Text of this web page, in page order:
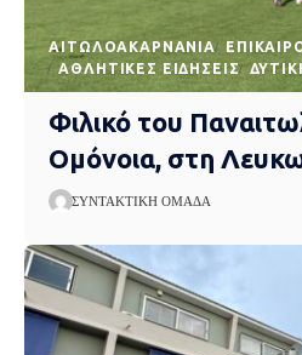
AΙΤΩΛΟΑΚΑΡΝΑΝΊΑ
ΑΘΛΗΤΙΚΈΣ ΕΙΔΉΣΕΙΣ
Φιλικό του
Ομόνοια, στη
ΣΥΝΤΑΚΤΙΚΉ ΟΜΆΔΑ